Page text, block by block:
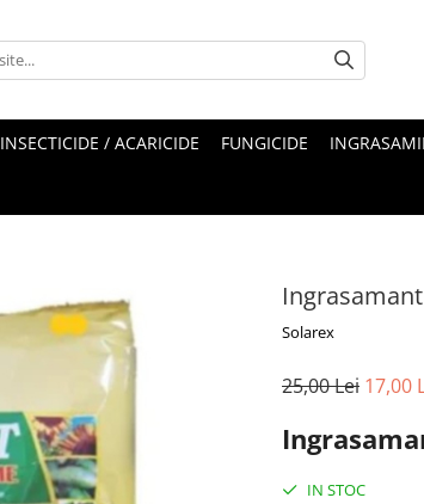
INSECTICIDE / ACARICIDE FUNGICIDE
Solarex
25,00 Lei 17,00
IN STOC